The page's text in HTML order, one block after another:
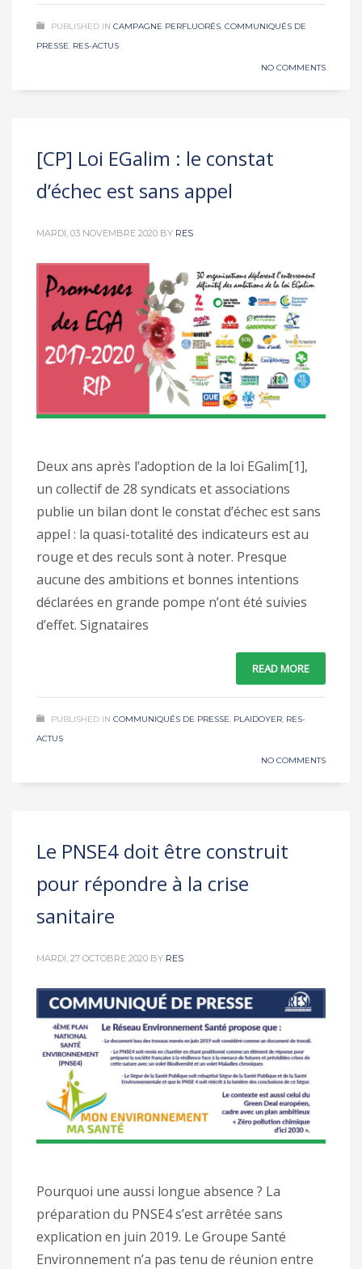
PUBLISHED IN CAMPAGNE PERFLUORÉS, COMMUNIQUÉS DE
PRESSE, RES-ACTUS
NO COMMENTS
[CP] Loi EGalim : le constat
d’échec est sans appel
MARDI, 03 NOVEMBRE 2020 BY RES
Deux ans après l’adoption de la loi EGalim[1],
un collectif de 28 syndicats et associations
publie un bilan dont le constat d’échec est sans
appel : la quasi-totalité des indicateurs est au
rouge et des reculs sont à noter. Presque
aucune des ambitions et bonnes intentions
déclarées en grande pompe n’ont été suivies
d’effet. Signataires
READ MORE
PUBLISHED IN COMMUNIQUÉS DE PRESSE, PLAIDOYER, RES-
ACTUS
NO COMMENTS
Le PNSE4 doit être construit
pour répondre à la crise
sanitaire
MARDI, 27 OCTOBRE 2020 BY RES
Pourquoi une aussi longue absence ? La
préparation du PNSE4 s’est arrêtée sans
explication en juin 2019. Le Groupe Santé
Environnement n’a pas tenu de réunion entre